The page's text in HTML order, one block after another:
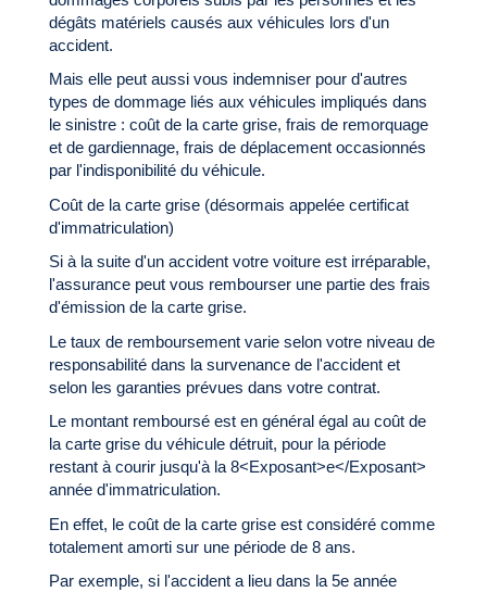
dégâts matériels causés aux véhicules lors d'un
accident.
Mais elle peut aussi vous indemniser pour d'autres
types de dommage liés aux véhicules impliqués dans
le sinistre : coût de la carte grise, frais de remorquage
et de gardiennage, frais de déplacement occasionnés
par l'indisponibilité du véhicule.
Coût de la carte grise (désormais appelée certificat
d'immatriculation)
Si à la suite d'un accident votre voiture est irréparable,
l'assurance peut vous rembourser une partie des frais
d'émission de la carte grise.
Le taux de remboursement varie selon votre niveau de
responsabilité dans la survenance de l'accident et
selon les garanties prévues dans votre contrat.
Le montant remboursé est en général égal au coût de
la carte grise du véhicule détruit, pour la période
restant à courir jusqu'à la 8<Exposant>e</Exposant>
année d'immatriculation.
En effet, le coût de la carte grise est considéré comme
totalement amorti sur une période de 8 ans.
Par exemple, si l'accident a lieu dans la 5e année